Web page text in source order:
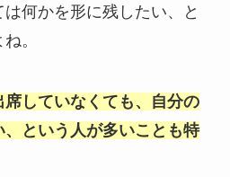
何かを形に残したい、と
。
していなくても、自分の
という人が多いことも特